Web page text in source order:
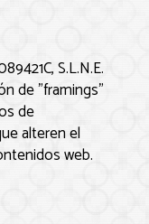
S.L.N.E.
de "framings"
de
alteren el
web.